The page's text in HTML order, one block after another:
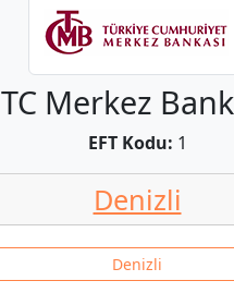
TC Merkez
EFT Kodu: 1
Denizli
Denizli